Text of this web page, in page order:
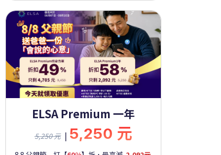
ELSA Premium 一年
5,250 元 | 5,250 元